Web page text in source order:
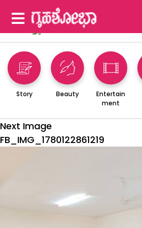
Story Beauty
Entertain
ment
Next Image
FB_IMG_1780122861219